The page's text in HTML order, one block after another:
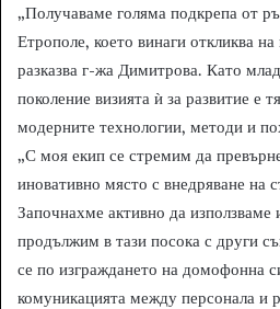
„Получаваме голяма подкрепа от
Етрополе, което винаги откликва
разказва г-жа Димитрова. Като
поколение визията ѝ за развитие е
модерните технологии, методи и
„С моя екип се стремим да
иновативно място с внедряване на
Започнахме активно да използваме
продължим в тази посока с други
се по изграждането на домофонна
комуникацията между персонала и